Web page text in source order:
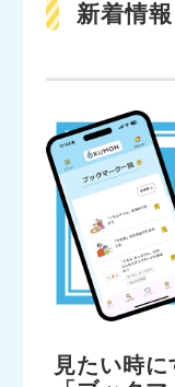
新着情報
見たい時